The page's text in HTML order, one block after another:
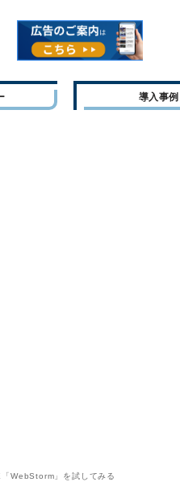
導入事例
WebStorm」を試してみる